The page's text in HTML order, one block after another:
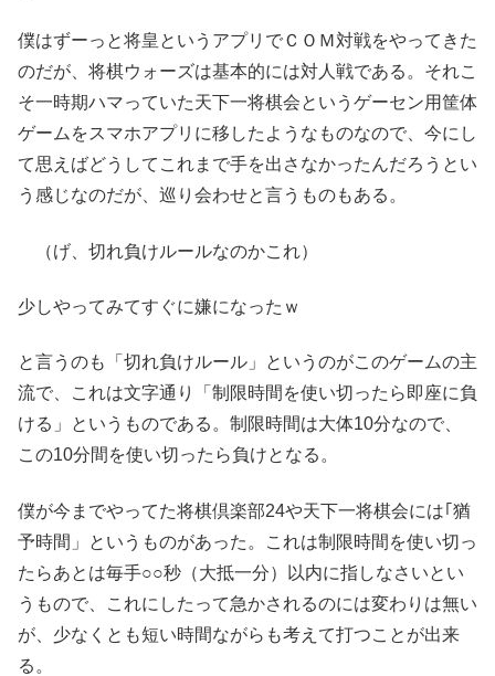
僕はずーっと将皇というアプリでＣＯＭ対戦をやってきた
のだが、将棋ウォーズは基本的には対人戦である。それこ
そ一時期ハマっていた天下一将棋会というゲーセン用筐体
ゲームをスマホアプリに移したようなものなので、今にし
て思えばどうしてこれまで手を出さなかったんだろうとい
う感じなのだが、巡り会わせと言うものもある。
（げ、切れ負けルールなのかこれ）
少しやってみてすぐに嫌になったｗ
と言うのも「切れ負けルール」というのがこのゲームの主
流で、これは文字通り「制限時間を使い切ったら即座に負
ける」というものである。制限時間は大体10分なので、
この10分間を使い切ったら負けとなる。
僕が今までやってた将棋倶楽部24や天下一将棋会には｢猶
予時間」というものがあった。これは制限時間を使い切っ
たらあとは毎手○○秒（大抵一分）以内に指しなさいとい
うもので、これにしたって急かされるのには変わりは無い
が、少なくとも短い時間ながらも考えて打つことが出来
る。